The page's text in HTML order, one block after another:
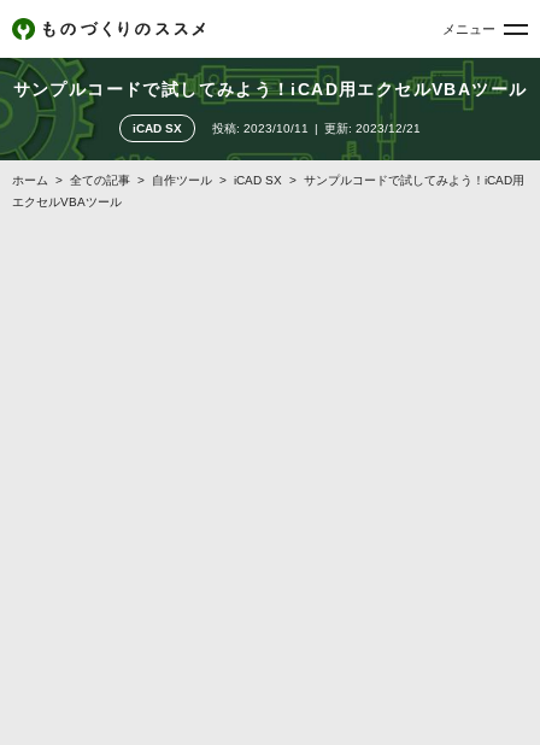
メニュー
サンプルコードで試してみよう！iCAD用エクセルVBAツール
iCAD SX 投稿: 2023/10/11 更新: 2023/12/21
ホーム > 全ての記事 > 自作ツール > iCAD SX > サンプルコードで試してみよう！iCAD用
エクセルVBAツール